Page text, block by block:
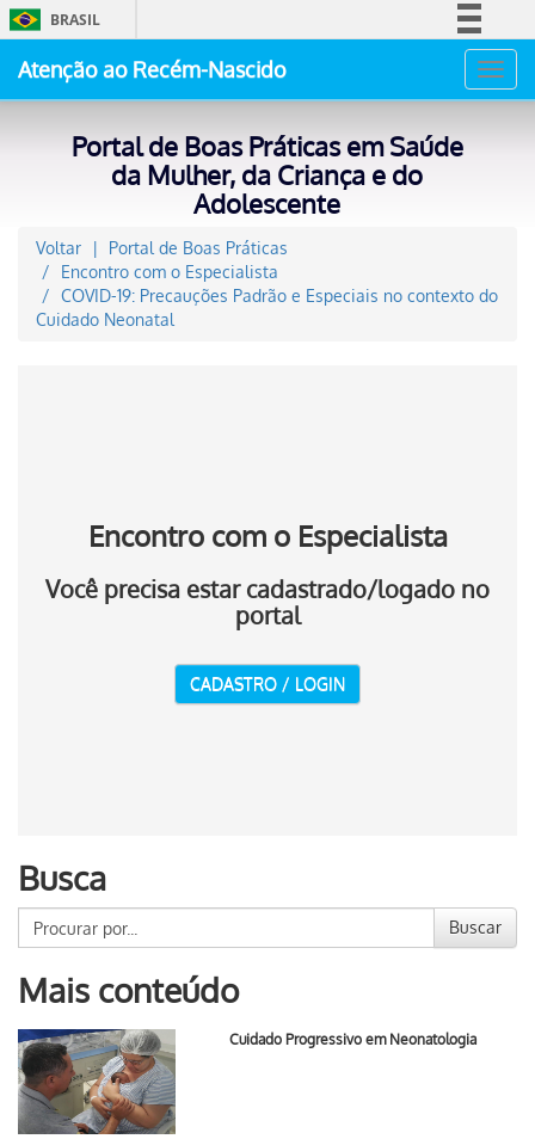
BRASIL
Acesso à informação
Atenção ao Recém-Nascido
Portal de Boas Práticas em Saúde
da Mulher, da Criança e do
Adolescente
Voltar
Portal de Boas Práticas
Encontro com o Especialista
COVID-19: Precauções Padrão e Especiais no contexto do
Cuidado Neonatal
Encontro com o Especialista
Você precisa estar cadastrado/logado no
portal
CADASTRO / LOGIN
Busca
Buscar
Mais conteúdo
Cuidado Progressivo em Neonatologia